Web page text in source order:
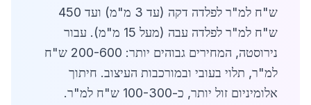
ש"ח למ"ר לפלדה דקה (עד 3 מ"מ) ועד 450
ש"ח למ"ר לפלדה עבה (מעל 15 מ"מ). עבור
נירוסטה, המחירים גבוהים יותר: 200-600 ש"ח
למ"ר, תלוי בעובי ובמורכבות העיצוב. חיתוך
אלומיניום זול יותר, כ-100-300 ש"ח למ"ר.